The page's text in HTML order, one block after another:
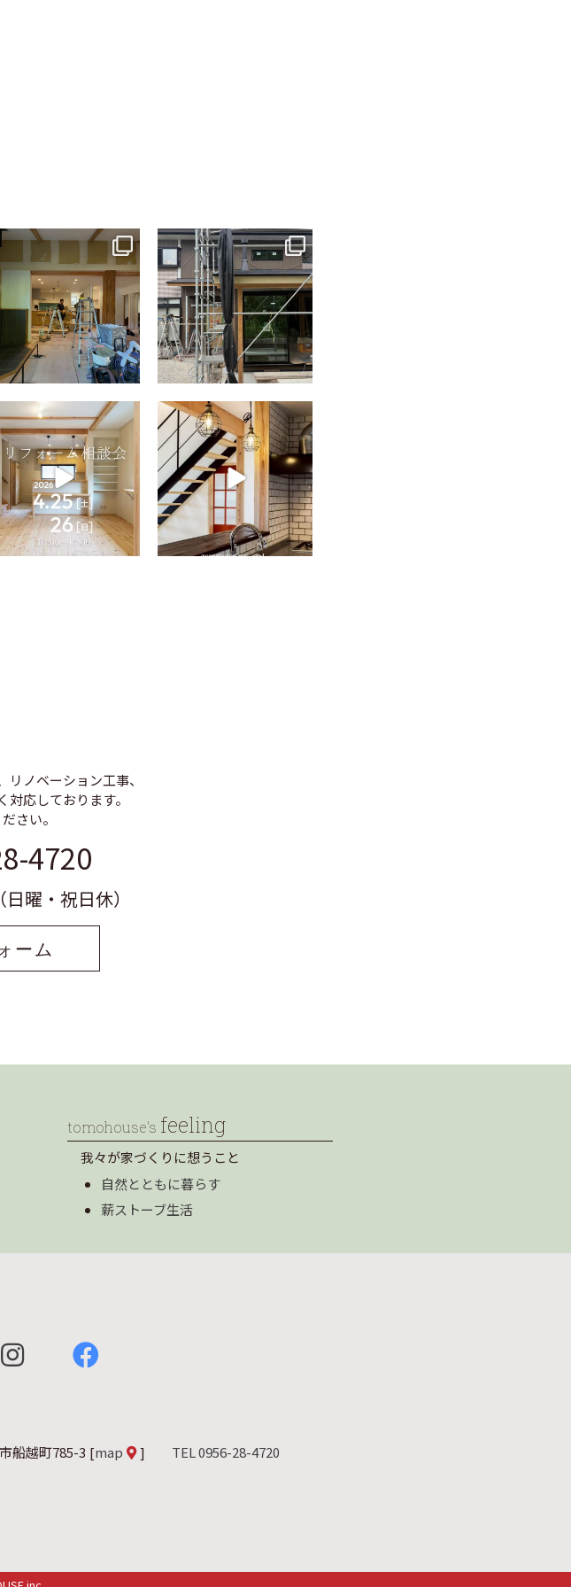
tomohouseinc
tomohouseinc
6月 3
tomohouseinc
4月 2
tomohouseinc
2月 28
ノベーション工事、
応しております。
さい。
4720
曜・祝日休）
ーム
tomohouse’s feeling
我々が家づくりに想うこと
自然とともに暮らす
薪ストーブ生活
船越町785-3 [map ] TEL 0956-28-4720